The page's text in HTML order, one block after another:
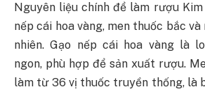
Nguyên liệu chính để làm rượu
nếp cái hoa vàng, men thuốc bắc
nhiên. Gạo nếp cái hoa vàng là
ngon, phù hợp để sản xuất rượu.
làm từ 36 vị thuốc truyền thống, là